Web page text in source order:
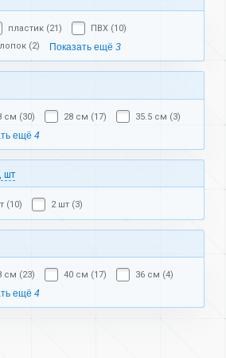
пластик (21)
ПВХ (10)
(2) Показать ещё 3
см (30) 28 см (17)
35.5 см (3)
ещё 4
шт
(10) 2 шт (3)
см (23) 40 см (17)
36 см (4)
ещё 4